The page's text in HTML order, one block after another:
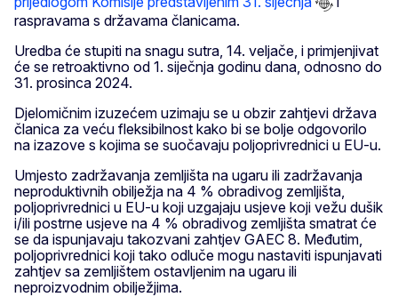
raspravama s državama članicama.
Uredba će stupiti na snagu sutra, 14. veljače, i primjenjivat
će se retroaktivno od 1. siječnja godinu dana, odnosno do
31. prosinca 2024.
Djelomičnim izuzećem uzimaju se u obzir zahtjevi država
članica za veću fleksibilnost kako bi se bolje odgovorilo
na izazove s kojima se suočavaju poljoprivrednici u EU-u.
Umjesto zadržavanja zemljišta na ugaru ili zadržavanja
neproduktivnih obilježja na 4 % obradivog zemljišta,
poljoprivrednici u EU-u koji uzgajaju usjeve koji vežu dušik
i/ili postrne usjeve na 4 % obradivog zemljišta smatrat će
se da ispunjavaju takozvani zahtjev GAEC 8. Međutim,
poljoprivrednici koji tako odluče mogu nastaviti ispunjavati
zahtjev sa zemljištem ostavljenim na ugaru ili
neproizvodnim obilježjima.